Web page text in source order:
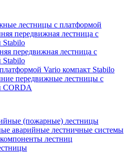
лестницы с платформой
передвижная лестница с
Stabilo
передвижная лестница с
Stabilo
Vario компакт Stabilo
передвижные лестницы с
CORDA
(пожарные) лестницы
аварийные лестничные системы
лестниц